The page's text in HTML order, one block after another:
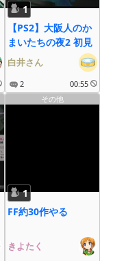
1
【PS2】大阪人のか
まいたちの夜2 初見
白井さん
2
00:55
その他
1
FF約30作やる
きよたく